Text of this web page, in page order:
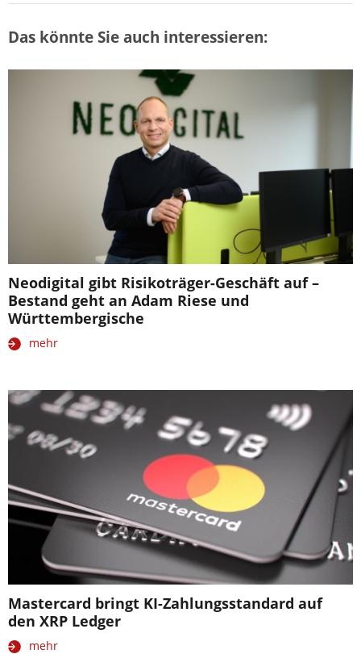
Das könnte Sie auch interessieren:
Neodigital gibt Risikoträger-Geschäft auf –
Bestand geht an Adam Riese und
Württembergische
mehr
Mastercard bringt KI-Zahlungsstandard auf
den XRP Ledger
mehr